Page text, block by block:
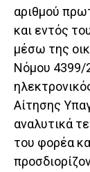
αριθμού
και εντός
μέσω της
Νόμου 4399/
Αίτησης
αναλυτικά
του φορέα